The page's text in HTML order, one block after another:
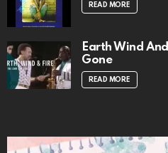
READ MORE
Earth Wind
Gone
READ MORE